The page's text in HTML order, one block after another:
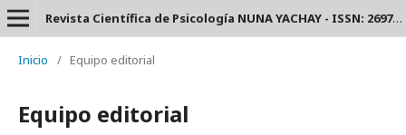
Revista Científica de Psicología NUNA YACHAY - ISSN: 2697-3588.
Inicio / Equipo editorial
Equipo editorial